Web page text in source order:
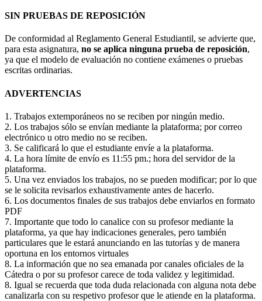
SIN PRUEBAS DE REPOSICIÓN
De conformidad al Reglamento General Estudiantil, se advierte que,
para esta asignatura, no se aplica ninguna prueba de reposición,
ya que el modelo de evaluación no contiene exámenes o pruebas
escritas ordinarias.
ADVERTENCIAS
1. Trabajos extemporáneos no se reciben por ningún medio.
2. Los trabajos sólo se envían mediante la plataforma; por correo
electrónico u otro medio no se reciben.
3. Se calificará lo que el estudiante envíe a la plataforma.
4. La hora límite de envío es 11:55 pm.; hora del servidor de la
plataforma.
5. Una vez enviados los trabajos, no se pueden modificar; por lo que
se le solicita revisarlos exhaustivamente antes de hacerlo.
6. Los documentos finales de sus trabajos debe enviarlos en formato
PDF
7. Importante que todo lo canalice con su profesor mediante la
plataforma, ya que hay indicaciones generales, pero también
particulares que le estará anunciando en las tutorías y de manera
oportuna en los entornos virtuales
8. La información que no sea emanada por canales oficiales de la
Cátedra o por su profesor carece de toda validez y legitimidad.
8. Igual se recuerda que toda duda relacionada con alguna nota debe
canalizarla con su respetivo profesor que le atiende en la plataforma.